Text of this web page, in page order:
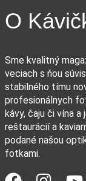
O
Sme kvalitný
veciach s ňou
stabilného tímu
profesionálnych
kávy, čaju či vína
reštaurácií a
podané našou
fotkami.